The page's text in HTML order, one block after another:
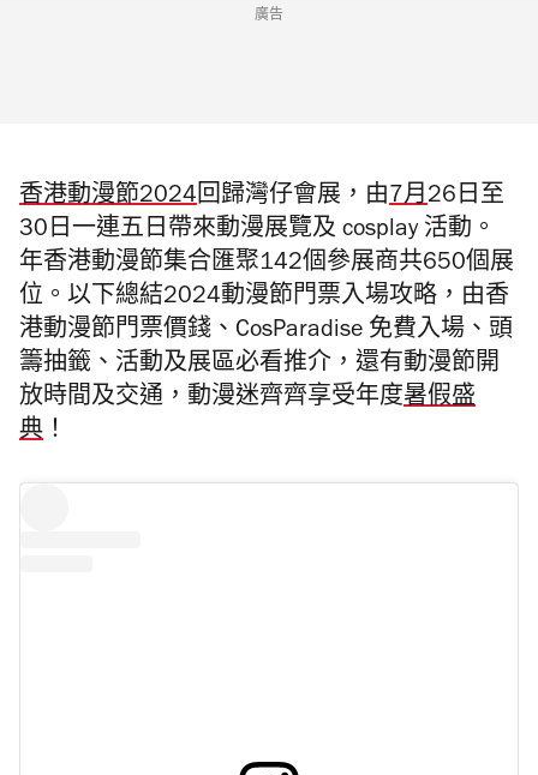
廣告
香港動漫節2024回歸灣仔會展，由7月26日至
30日一連五日帶來動漫展覽及 cosplay 活動。
年香港動漫節集合匯聚142個參展商共650個展
位。以下總結2024動漫節門票入場攻略，由香
港動漫節門票價錢、CosParadise 免費入場、頭
籌抽籤、活動及展區必看推介，還有動漫節開
放時間及交通， 動漫迷齊齊享受年度暑假盛
典 ！